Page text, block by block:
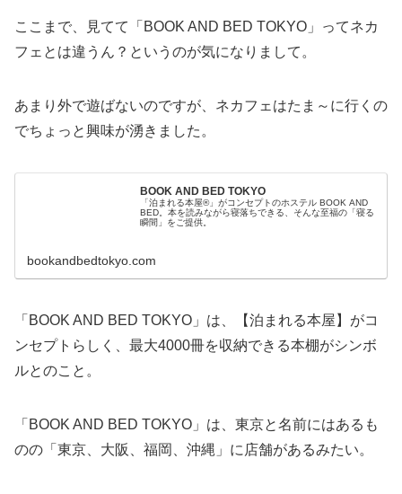
ここまで、見てて「BOOK AND BED TOKYO」ってネカ
フェとは違うん？というのが気になりまして。
あまり外で遊ばないのですが、ネカフェはたま～に行くの
でちょっと興味が湧きました。
BOOK AND BED TOKYO
「泊まれる本屋®︎」がコンセプトのホステル BOOK AND
BED。本を読みながら寝落ちできる、そんな至福の「寝る
瞬間」をご提供。
bookandbedtokyo.com
「BOOK AND BED TOKYO」は、【泊まれる本屋】がコ
ンセプトらしく、最大4000冊を収納できる本棚がシンボ
ルとのこと。
「BOOK AND BED TOKYO」は、東京と名前にはあるも
のの「東京、大阪、福岡、沖縄」に店舗があるみたい。